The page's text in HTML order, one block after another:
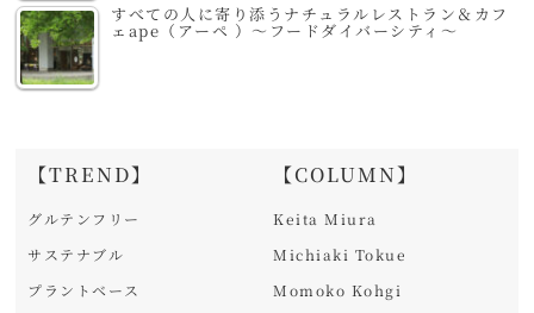
すべての人に寄り添うナチュラルレストラン＆カフ
ェape（アーペ ）～フードダイバーシティ～
【TREND】
グルテンフリー
サステナブル
プラントベース
【COLUMN】
Keita Miura
Michiaki Tokue
Momoko Kohgi